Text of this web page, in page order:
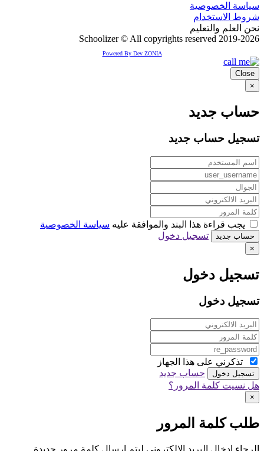
سياسة الخصوصية
شروط الاستخدام
نحن العلم والتعليم
2019-2026 Schoolizer © All copyrights reserved
Powered By Dev ZONIA
Close
×
حساب جديد
تسجيل حساب جديد
يجب قراءة هذا البند والموافقة عليه سياسة الخصوصية
حساب جديد تسجيل دخول
×
تسجيل دخول
تسجيل دخول
تذكرني على هذا الجهاز
تسجيل دخول
حساب جديد
هل نسيت كلمة المرور؟
×
طلب كلمة المرور
الرجاء إدخال البريد الإلكتروني ليتم إرسال كلمة مرور جديدة